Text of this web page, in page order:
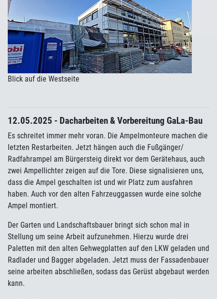
Blick auf die Westseite
12.05.2025 - Dacharbeiten & Vorbereitung GaLa-Bau
Es schreitet immer mehr voran. Die Ampelmonteure machen die
letzten Restarbeiten. Jetzt hängen auch die Fußgänger/
Radfahrampel am Bürgersteig direkt vor dem Gerätehaus, auch
zwei Ampellichter zeigen auf die Tore. Diese signalisieren uns,
dass die Ampel geschalten ist und wir Platz zum ausfahren
haben. Auch vor den alten Fahrzeuggassen wurde eine solche
Ampel montiert.
Der Garten und Landschaftsbauer bringt sich schon mal in
Stellung um seine Arbeit aufzunehmen. Hierzu wurde drei
Paletten mit den alten Gehwegplatten auf den LKW geladen und
Radlader und Bagger abgeladen. Jetzt muss der Fassadenbauer
seine arbeiten abschließen, sodass das Gerüst abgebaut werden
kann.